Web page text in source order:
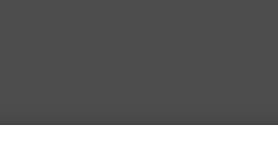
Leisten ebenso beiträgt wie die